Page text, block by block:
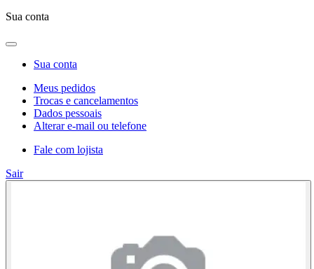
Sua conta
Sua conta
Meus pedidos
Trocas e cancelamentos
Dados pessoais
Alterar e-mail ou telefone
Fale com lojista
Sair